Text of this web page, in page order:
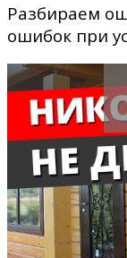
Разбираем
ошибок при